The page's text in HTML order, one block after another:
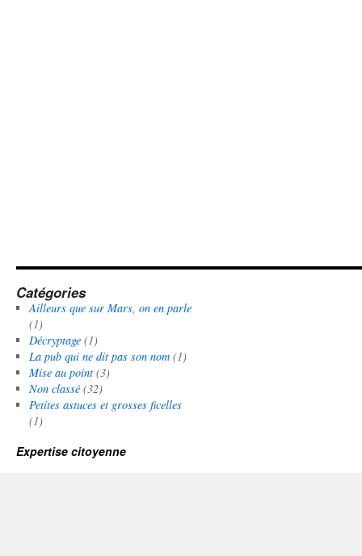
Catégories
Ailleurs que sur Mars, on en parle
(1)
Décryptage(1)
La pub qui ne dit pas son nom(1)
Mise au point(3)
Non classé(32)
Petites astuces et grosses ficelles
(1)
Expertise citoyenne